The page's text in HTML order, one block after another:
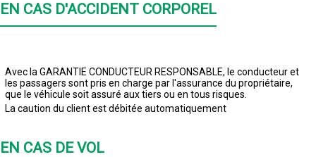
EN CAS D'ACCIDENT CORPOREL
Avec la GARANTIE CONDUCTEUR RESPONSABLE, le conducteur et
les passagers sont pris en charge par l'assurance du propriétaire,
que le véhicule soit assuré aux tiers ou en tous risques.
La caution du client est débitée automatiquement
EN CAS DE VOL